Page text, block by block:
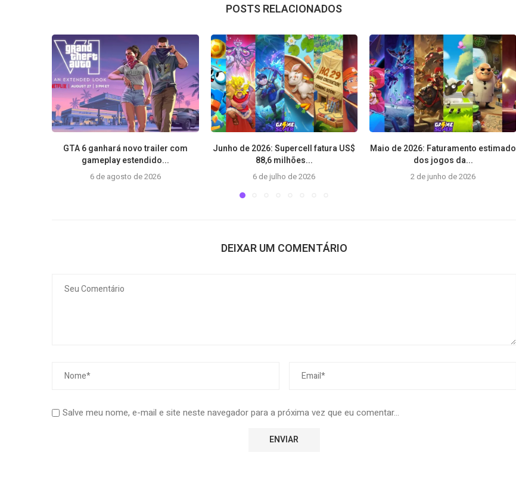
POSTS RELACIONADOS
GTA 6 ganhará novo trailer com
gameplay estendido...
6 de agosto de 2026
Junho de 2026: Supercell fatura US$
88,6 milhões...
6 de julho de 2026
Maio de 2026: Faturamento estimado
dos jogos da...
2 de junho de 2026
DEIXAR UM COMENTÁRIO
Salve meu nome, e-mail e site neste navegador para a próxima vez que eu comentar...